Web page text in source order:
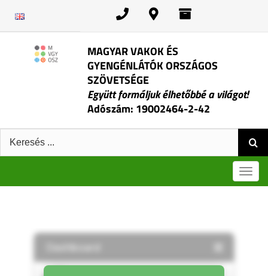
MAGYAR VAKOK ÉS
GYENGÉNLÁTÓK ORSZÁGOS
SZÖVETSÉGE
Együtt formáljuk élhetőbbé a világot!
Adószám: 19002464-2-42
Keresés: